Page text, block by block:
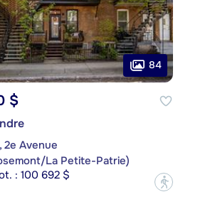
84
$
2e Avenue
La Petite-Patrie)
: 100 692 $
?